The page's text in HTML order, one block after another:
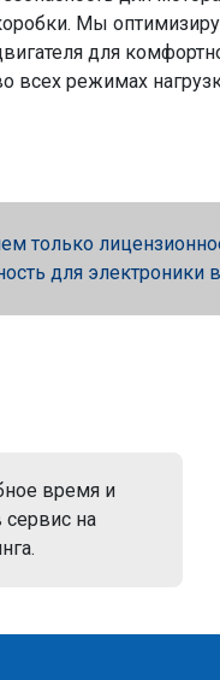
Мы
для
всех режимах
для электроники
время и
на